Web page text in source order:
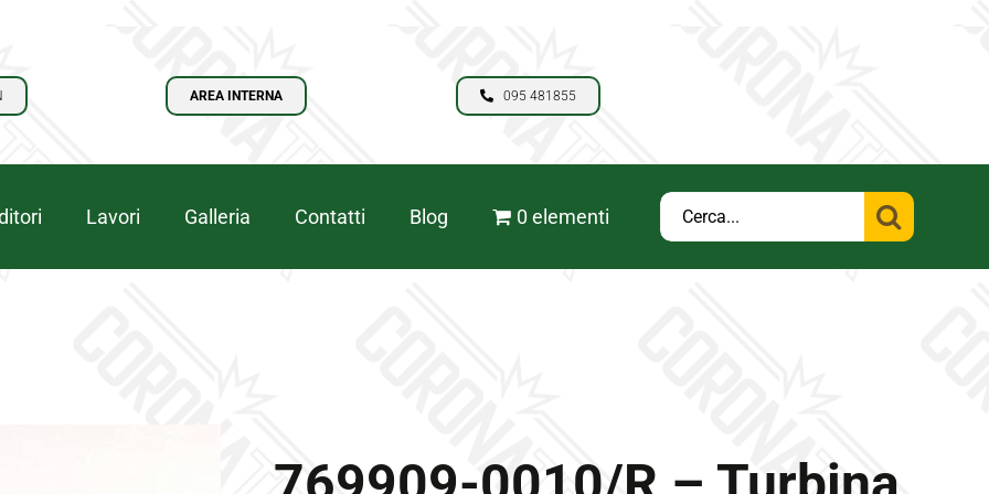
AREA INTERNA 095 481855
Lavori Galleria Contatti Blog 0 elementi
Cerca
per: